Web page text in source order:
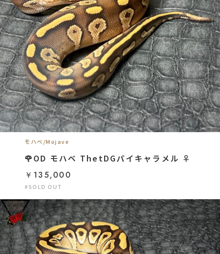
モハベ/Mojave
🌹OD モハベ ThetDGパイキャラメル ♀
￥135,000
#SOLD OUT